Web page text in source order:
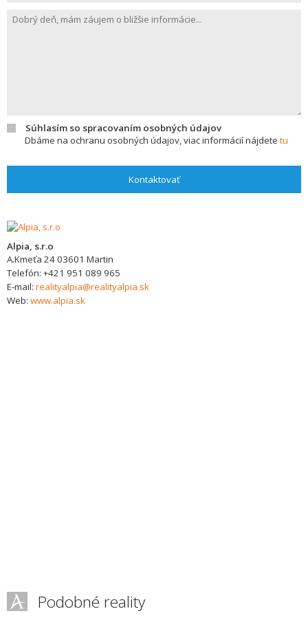
Súhlasím so spracovaním osobných údajov
Dbáme na ochranu osobných údajov, viac informácií nájdete tu
Kontaktovať
Alpia, s.r.o
A.Kmeťa 2403601 Martin
Telefón: +421 951 089 965
E-mail: realityalpia@realityalpia.sk
Web: www.alpia.sk
Podobné reality